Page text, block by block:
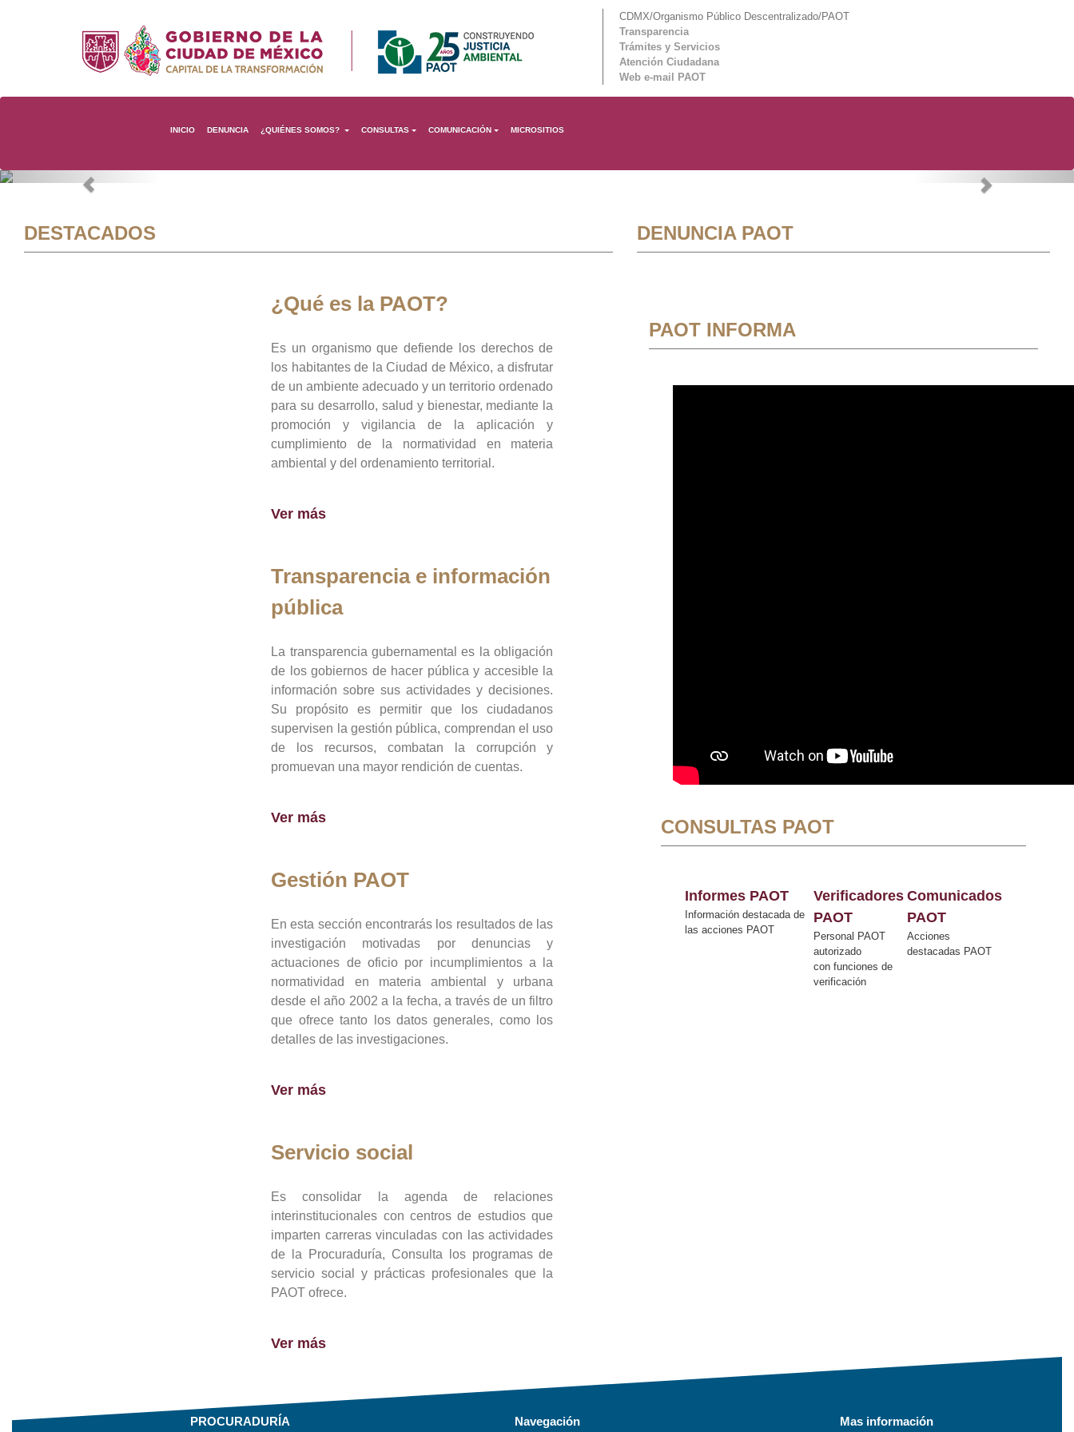
CDMX/Organismo Público Descentralizado/PAOT
Transparencia
Trámites y Servicios
Atención Ciudadana
Web e-mail PAOT
INICIO DENUNCIA ¿QUIÉNES SOMOS? CONSULTAS COMUNICACIÓN MICROSITIOS
Previous Next
DESTACADOS
¿Qué es la PAOT?
Es un organismo que defiende los derechos de
los habitantes de la Ciudad de México, a disfrutar
de un ambiente adecuado y un territorio ordenado
para su desarrollo, salud y bienestar, mediante la
promoción y vigilancia de la aplicación y
cumplimiento de la normatividad en materia
ambiental y del ordenamiento territorial.
Ver más
Transparencia e información
pública
La transparencia gubernamental es la obligación
de los gobiernos de hacer pública y accesible la
información sobre sus actividades y decisiones.
Su propósito es permitir que los ciudadanos
supervisen la gestión pública, comprendan el uso
de los recursos, combatan la corrupción y
promuevan una mayor rendición de cuentas.
Ver más
Gestión PAOT
En esta sección encontrarás los resultados de las
investigación motivadas por denuncias y
actuaciones de oficio por incumplimientos a la
normatividad en materia ambiental y urbana
desde el año 2002 a la fecha, a través de un filtro
que ofrece tanto los datos generales, como los
detalles de las investigaciones.
Ver más
Servicio social
Es consolidar la agenda de relaciones
interinstitucionales con centros de estudios que
imparten carreras vinculadas con las actividades
de la Procuraduría, Consulta los programas de
servicio social y prácticas profesionales que la
PAOT ofrece.
Ver más
DENUNCIA PAOT
PAOT INFORMA
CONSULTAS PAOT
Informes PAOT
Información destacada de
las acciones PAOT
Verificadores
PAOT
Personal PAOT
autorizado
con funciones de
verificación
Comunicados
PAOT
Acciones
destacadas PAOT
PROCURADURÍA Navegación Mas información